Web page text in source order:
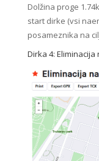
Dolžina proge
start dirke (vsi
posameznika na
Dirka 4: Eliminacija